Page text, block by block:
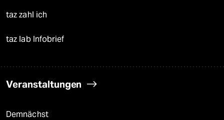
taz zahl ich
taz lab Infobrief
Veranstaltungen
Demnächst